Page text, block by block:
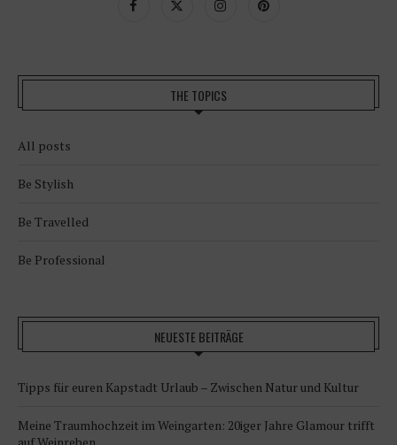
THE TOPICS
All posts
Be Stylish
Be Travelled
Be Professional
NEUESTE BEITRÄGE
Tipps für euren Kapstadt Urlaub – Zwischen Natur und Kultur
Meine Traumhochzeit im Weingarten: 20iger Jahre Glamour trifft